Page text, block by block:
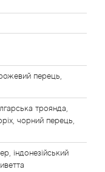
перець,
троянда,
чорний перець,
індонезійський